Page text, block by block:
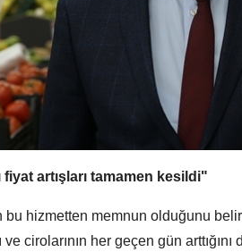
fiyat artışları tamamen kesildi"
bu hizmetten memnun olduğunu
ve cirolarının her geçen gün arttığını